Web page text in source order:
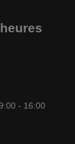
- 16:00